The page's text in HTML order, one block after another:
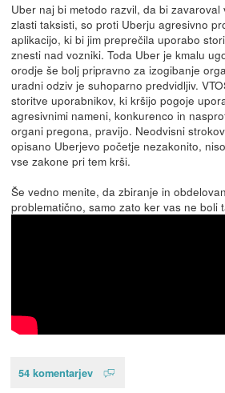
Uber naj bi metodo razvil, da bi
zlasti taksisti, so proti Uberju agresivno
aplikacijo, ki bi jim preprečila uporabo
znesti nad vozniki. Toda Uber je kmalu
orodje še bolj pripravno za izogibanje
uradni odziv je suhoparno predvidljiv.
storitve uporabnikov, ki kršijo pogoje
agresivnimi nameni, konkurenco in
organi pregona, pravijo. Neodvisni
opisano Uberjevo početje nezakonito,
vse zakone pri tem krši.
Še vedno menite, da zbiranje in
problematično, samo zato ker vas ne boli
54 komentarjev